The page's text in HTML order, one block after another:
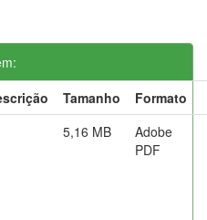
Tamanho
Formato
5,16 MB
Adobe
PDF